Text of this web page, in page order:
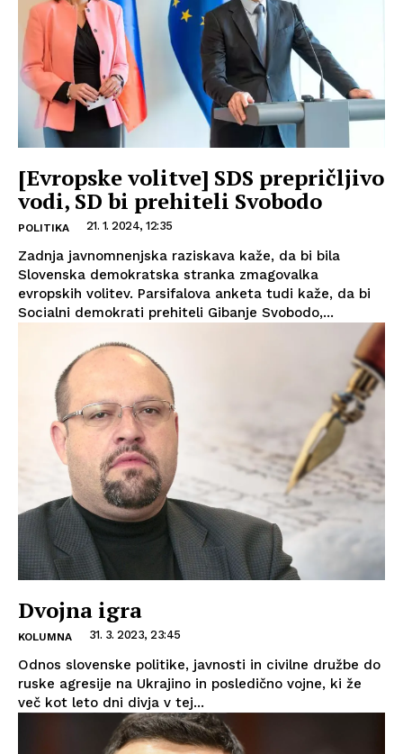
[Evropske volitve] SDS prepričljivo
vodi, SD bi prehiteli Svobodo
POLITIKA 21. 1. 2024, 12:35
Zadnja javnomnenjska raziskava kaže, da bi bila
Slovenska demokratska stranka zmagovalka
evropskih volitev. Parsifalova anketa tudi kaže, da bi
Socialni demokrati prehiteli Gibanje Svobodo,...
Dvojna igra
KOLUMNA 31. 3. 2023, 23:45
Odnos slovenske politike, javnosti in civilne družbe do
ruske agresije na Ukrajino in posledično vojne, ki že
več kot leto dni divja v tej...